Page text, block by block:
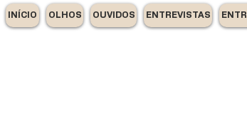
INÍCIO OLHOS OUVIDOS ENTREVISTAS